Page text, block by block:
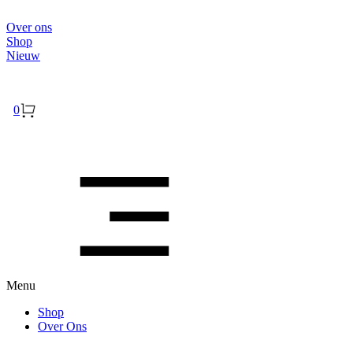
Over ons
Shop
Nieuw
0
Menu
Shop
Over Ons